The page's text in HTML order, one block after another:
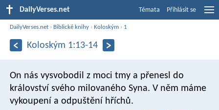
DailyVerses.net Témata Přihlásit se
DailyVerses.net › Biblické knihy ›Koloským › 1
Koloským 1:13-14
On nás vysvobodil z moci tmy a přenesl do
království svého milovaného Syna. V něm máme
vykoupení a odpuštění hříchů.